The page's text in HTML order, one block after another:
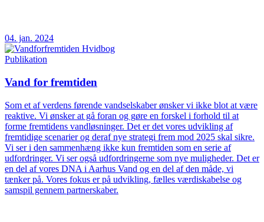
04. jan. 2024
Publikation
Vand for fremtiden
Som et af verdens førende vandselskaber ønsker vi ikke blot at være
reaktive. Vi ønsker at gå foran og gøre en forskel i forhold til at
forme fremtidens vandløsninger. Det er det vores udvikling af
fremtidige scenarier og deraf nye strategi frem mod 2025 skal sikre.
Vi ser i den sammenhæng ikke kun fremtiden som en serie af
udfordringer. Vi ser også udfordringerne som nye muligheder. Det er
en del af vores DNA i Aarhus Vand og en del af den måde, vi
tænker på. Vores fokus er på udvikling, fælles værdiskabelse og
samspil gennem partnerskaber.